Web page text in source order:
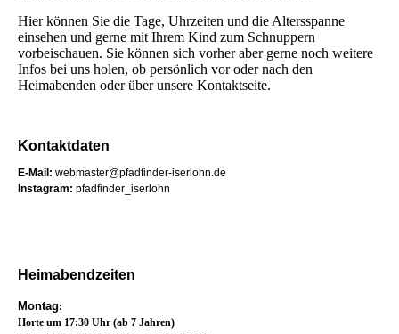
Hier können Sie die Tage, Uhrzeiten und die Altersspanne
einsehen und gerne mit Ihrem Kind zum Schnuppern
vorbeischauen. Sie können sich vorher aber gerne noch weitere
Infos bei uns holen, ob persönlich vor oder nach den
Heimabenden oder über unsere Kontaktseite.
Kontaktdaten
E-Mail: webmaster@pfadfinder-iserlohn.de
Instagram: pfadfinder_iserlohn
Heimabendzeiten
Montag:
Horte um 17:30 Uhr (ab 7 Jahren)